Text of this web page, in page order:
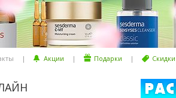
| Акции | Подарки | Скидки